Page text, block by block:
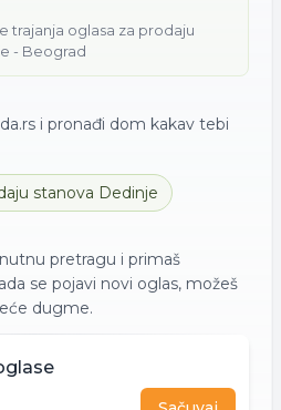
trajanja oglasa za prodaju
- Beograd
i pronađi dom kakav tebi
stanova Dedinje
pretragu i primaš
se pojavi novi oglas, možeš
dugme.